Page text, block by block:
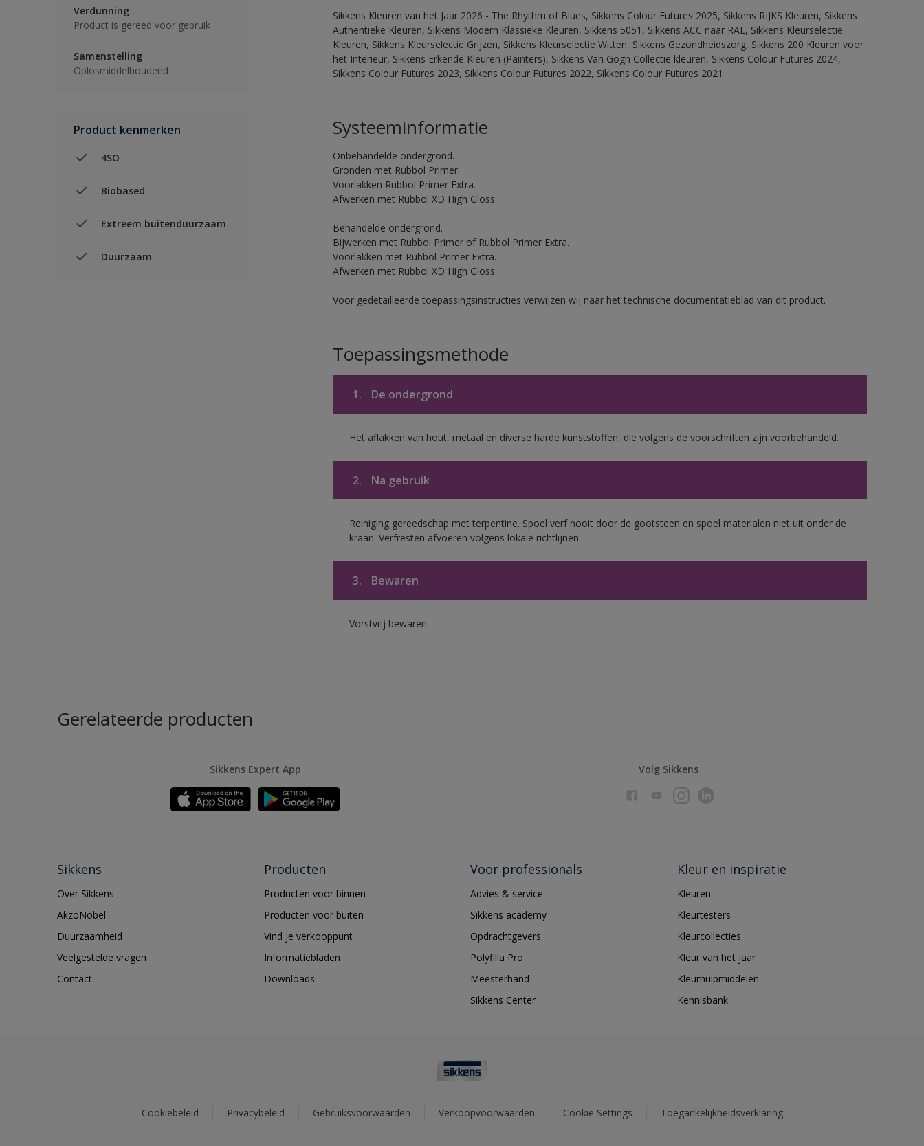
Verdunning
Product is gereed voor gebruik
Samenstelling
Oplosmiddelhoudend
Product kenmerken
4SO
Biobased
Extreem buitenduurzaam
Duurzaam
Sikkens Kleuren van het Jaar 2026 - The Rhythm of Blues, Sikkens Colour Futures 2025, Sikkens RIJKS Kleuren, Sikkens
Authentieke Kleuren, Sikkens Modern Klassieke Kleuren, Sikkens 5051, Sikkens ACC naar RAL, Sikkens Kleurselectie
Kleuren, Sikkens Kleurselectie Grijzen, Sikkens Kleurselectie Witten, Sikkens Gezondheidszorg, Sikkens 200 Kleuren voor
het Interieur, Sikkens Erkende Kleuren (Painters), Sikkens Van Gogh Collectie kleuren, Sikkens Colour Futures 2024,
Sikkens Colour Futures 2023, Sikkens Colour Futures 2022, Sikkens Colour Futures 2021
Systeeminformatie
Onbehandelde ondergrond.
Gronden met Rubbol Primer.
Voorlakken Rubbol Primer Extra.
Afwerken met Rubbol XD High Gloss.
Behandelde ondergrond.
Bijwerken met Rubbol Primer of Rubbol Primer Extra.
Voorlakken met Rubbol Primer Extra.
Afwerken met Rubbol XD High Gloss.
Voor gedetailleerde toepassingsinstructies verwijzen wij naar het technische documentatieblad van dit product.
Toepassingsmethode
1. De ondergrond
Het aflakken van hout, metaal en diverse harde kunststoffen, die volgens de voorschriften zijn voorbehandeld.
2. Na gebruik
Reiniging gereedschap met terpentine. Spoel verf nooit door de gootsteen en spoel materialen niet uit onder de
kraan. Verfresten afvoeren volgens lokale richtlijnen.
3. Bewaren
Vorstvrij bewaren
Gerelateerde producten
Sikkens Expert App Volg Sikkens
Sikkens
Over Sikkens
AkzoNobel
Duurzaamheid
Veelgestelde vragen
Contact
Producten
Producten voor binnen
Producten voor buiten
Vind je verkooppunt
Informatiebladen
Downloads
Voor professionals
Advies & service
Sikkens academy
Opdrachtgevers
Polyfilla Pro
Meesterhand
Sikkens Center
Kleur en inspiratie
Kleuren
Kleurtesters
Kleurcollecties
Kleur van het jaar
Kleurhulpmiddelen
Kennisbank
Cookiebeleid Privacybeleid Gebruiksvoorwaarden Verkoopvoorwaarden Cookie Settings Toegankelijkheidsverklaring